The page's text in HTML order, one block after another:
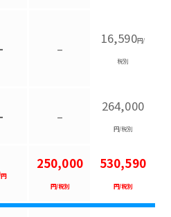
–
16,590円/
税別
–
264,000
円/税別
円
250,000
円/税別
530,590
円/税別